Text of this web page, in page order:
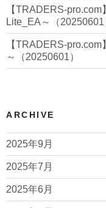
【TRADERS-
Lite_EA～（20250601
【TRADERS-
～（20250601）
ARCHIVE
2025年9月
2025年7月
2025年6月